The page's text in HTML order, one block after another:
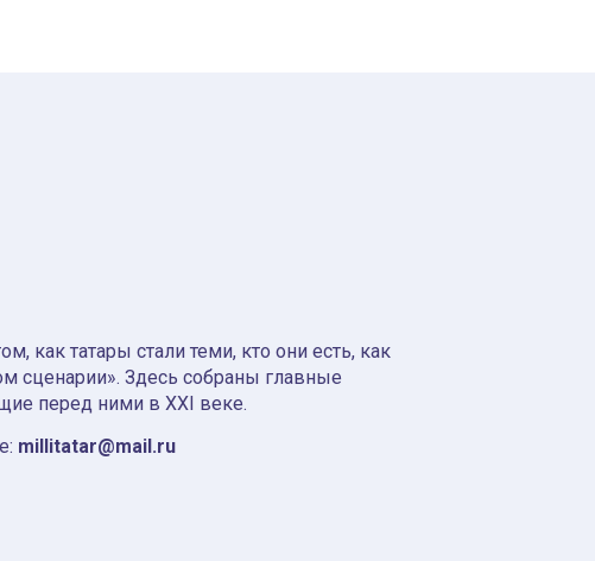
как татары стали теми, кто они есть, как
сценарии». Здесь собраны главные
перед ними в XXI веке.
millitatar@mail.ru